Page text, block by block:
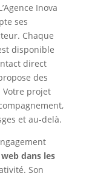
Inova
ses
Chaque
disponible
direct
des
Votre projet
et au-delà.
dans les
Son